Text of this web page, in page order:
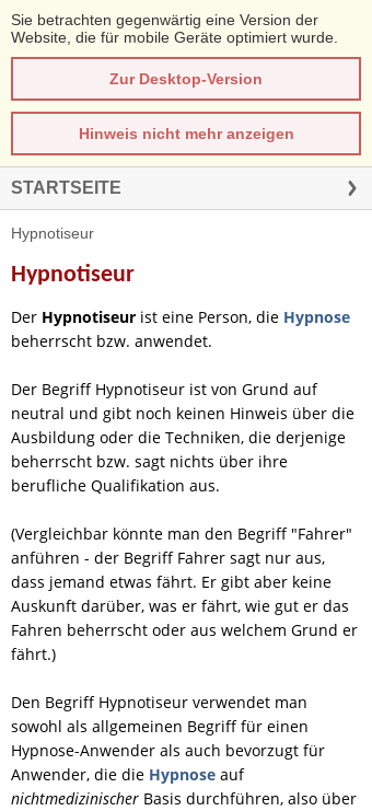
Sie betrachten gegenwärtig eine Version der
Website, die für mobile Geräte optimiert wurde.
Zur Desktop-Version
Hinweis nicht mehr anzeigen
STARTSEITE
Hypnotiseur
Hypnotiseur
Der Hypnotiseur ist eine Person, die Hypnose
beherrscht bzw. anwendet.
Der Begriff Hypnotiseur ist von Grund auf
neutral und gibt noch keinen Hinweis über die
Ausbildung oder die Techniken, die derjenige
beherrscht bzw. sagt nichts über ihre
berufliche Qualifikation aus.
(Vergleichbar könnte man den Begriff "Fahrer"
anführen - der Begriff Fahrer sagt nur aus,
dass jemand etwas fährt. Er gibt aber keine
Auskunft darüber, was er fährt, wie gut er das
Fahren beherrscht oder aus welchem Grund er
fährt.)
Den Begriff Hypnotiseur verwendet man
sowohl als allgemeinen Begriff für einen
Hypnose-Anwender als auch bevorzugt für
Anwender, die die Hypnose auf
nichtmedizinischer Basis durchführen, also über